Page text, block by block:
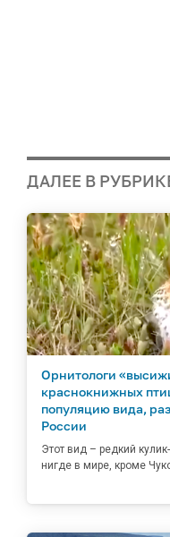
ДАЛЕЕ В
Орнитологи
краснокнижных
популяцию вида,
России
Этот вид – редкий
нигде в мире, кроме